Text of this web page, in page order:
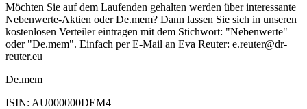
Möchten Sie auf dem Laufenden gehalten werden über interessante
Nebenwerte-Aktien oder De.mem? Dann lassen Sie sich in unseren
kostenlosen Verteiler eintragen mit dem Stichwort: "Nebenwerte"
oder "De.mem". Einfach per E-Mail an Eva Reuter: e.reuter@dr-
reuter.eu
De.mem
ISIN: AU000000DEM4